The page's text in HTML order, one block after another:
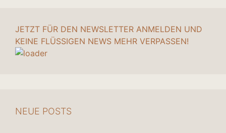
JETZT FÜR DEN NEWSLETTER ANMELDEN UND
KEINE FLÜSSIGEN NEWS MEHR VERPASSEN!
NEUE POSTS